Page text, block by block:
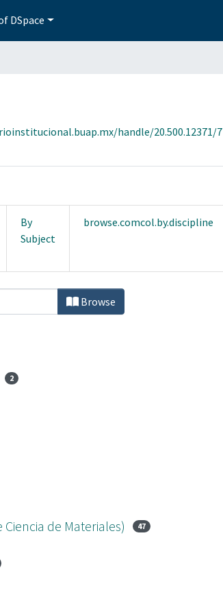
DSpace
handle/20.500.12371/7
By
Subject
browse.comcol.by.discipline
Career Browse
2
de Materiales) 47